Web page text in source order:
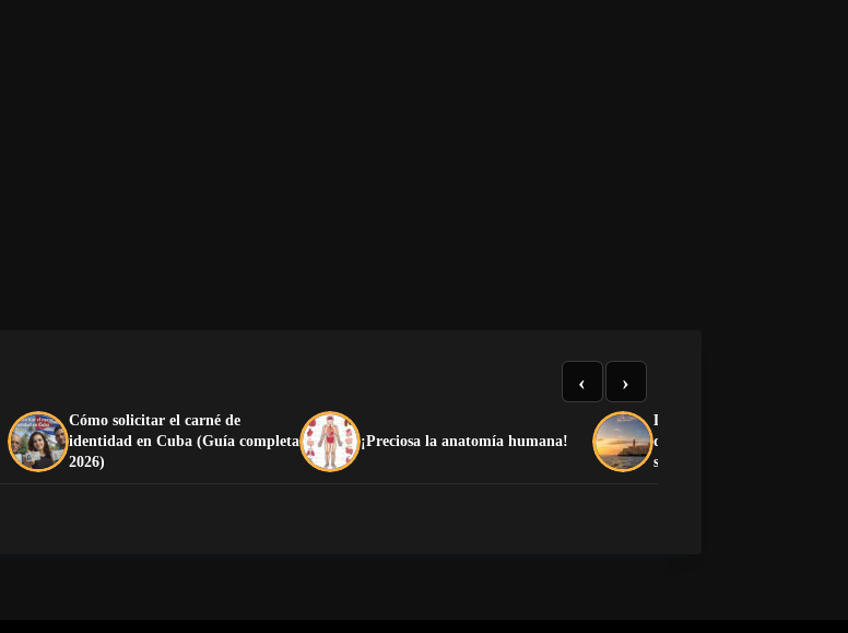
Cómo solicitar el carné de
identidad en Cuba (Guía completa
2026)
¡Preciosa la anatomía humana!
Liberación de Cuba: cómo
de la dictadura a la
sin caer en otra dictadura
‹ ›